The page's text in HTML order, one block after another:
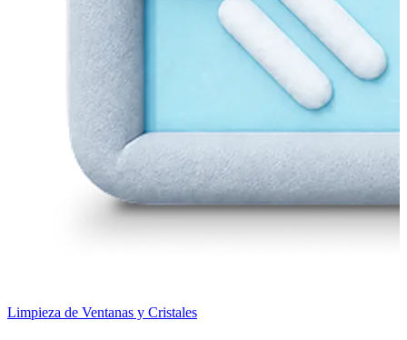
Limpieza de Ventanas y Cristales